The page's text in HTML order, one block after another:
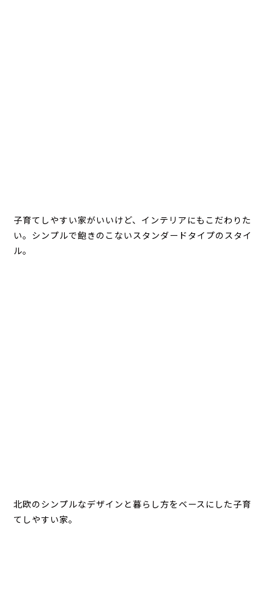
子育てしやすい家がいいけど、インテリアにもこだわりた
い。シンプルで飽きのこないスタンダードタイプのスタイ
ル。
北欧のシンプルなデザインと暮らし方をベースにした子育
てしやすい家。